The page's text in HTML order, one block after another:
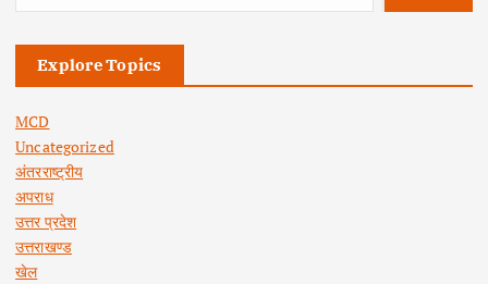
Explore Topics
MCD
Uncategorized
अंतरराष्ट्रीय
अपराध
उत्तर प्रदेश
उत्तराखण्ड
खेल